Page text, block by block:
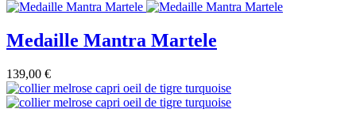
Medaille Mantra Martele
139,00 €